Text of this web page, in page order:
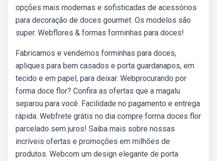
opções mais modernas e sofisticadas de acessórios
para decoração de doces gourmet. Os modelos são
super. Webflores & formas forminhas para doces!
Fabricamos e vendemos forminhas para doces,
apliques para bem casados e porta guardanapos, em
tecido e em papel, para deixar. Webprocurando por
forma doce flor? Confira as ofertas que a magalu
separou para você. Facilidade no pagamento e entrega
rápida. Webfrete grátis no dia compre forma doces flor
parcelado sem juros! Saiba mais sobre nossas
incríveis ofertas e promoções em milhões de
produtos. Webcom um design elegante de porta